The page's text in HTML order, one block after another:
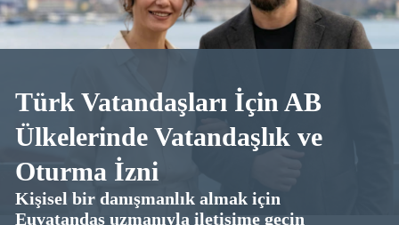
30.09.2025
20 dakika okuma
4.7üzerinden 5 (25oylar)
Türk Vatandaşları İçin AB
Ülkelerinde Vatandaşlık ve
Oturma İzni
Kişisel bir danışmanlık almak için
Euvatandas uzmanıyla iletişime geçin